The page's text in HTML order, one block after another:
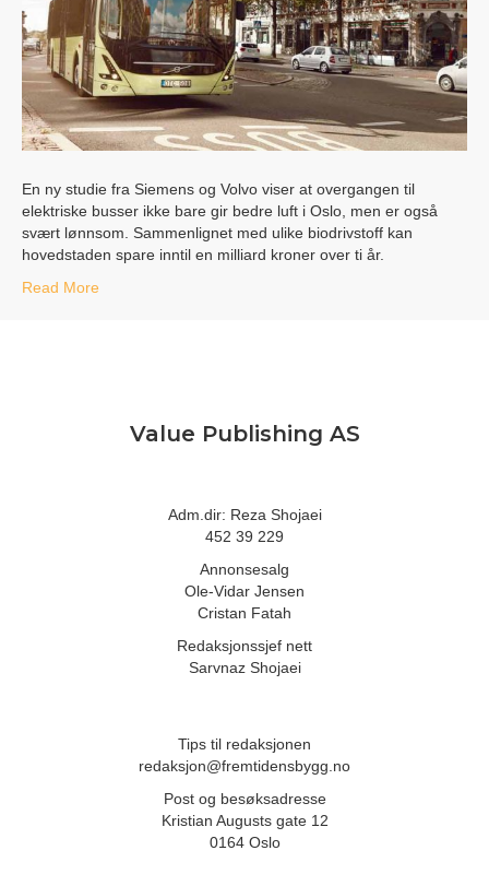
En ny studie fra Siemens og Volvo viser at overgangen til
elektriske busser ikke bare gir bedre luft i Oslo, men er også
svært lønnsom. Sammenlignet med ulike biodrivstoff kan
hovedstaden spare inntil en milliard kroner over ti år.
Read More
Value Publishing AS
Adm.dir: Reza Shojaei
452 39 229
Annonsesalg
Ole-Vidar Jensen
Cristan Fatah
Redaksjonssjef nett
Sarvnaz Shojaei
Tips til redaksjonen
redaksjon@fremtidensbygg.no
Post og besøksadresse
Kristian Augusts gate 12
0164 Oslo